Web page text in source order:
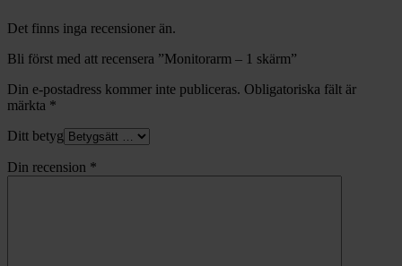
Det finns inga recensioner än.
Bli först med att recensera ”Monitorarm – 1 skärm”
Din e-postadress kommer inte publiceras. Obligatoriska fält är
märkta *
Ditt betyg
Din recension *